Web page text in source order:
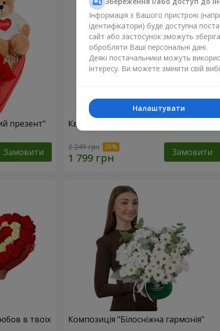
презент"
Замовити
Квіти в коробці "Посміхнись!"
2 249 грн Замовити
в твоїх Композиція "Білосніжна гармонія"
Інформація з Вашого пристрою
ідентифікатори) буде доступна
сайт або застосунок зможуть
обробляти Ваші персональні дані.
Деякі постачальники можуть
інтересу. Ви можете змінити свій
Налаштувати